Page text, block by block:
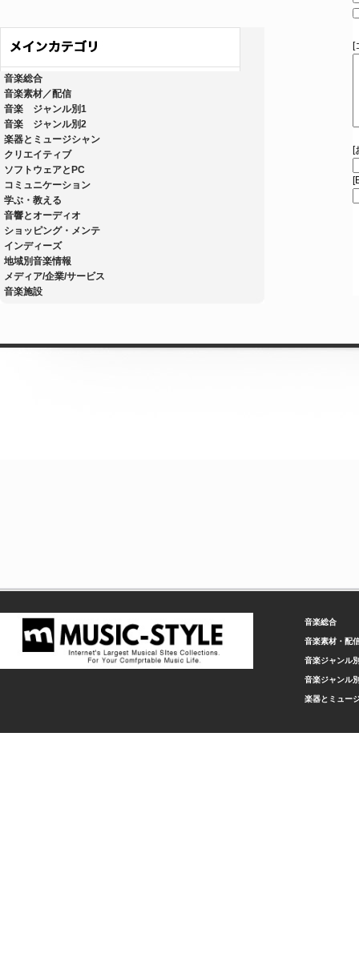
音楽総合
音楽素材／配信
音楽 ジャンル別1
音楽 ジャンル別2
楽器とミュージシャン
クリエイティブ
ソフトウェアとPC
コミュニケーション
学ぶ・教える
音響とオーディオ
ショッピング・メンテ
インディーズ
地域別音楽情報
メディア/企業/サービス
音楽施設
[
[
音楽総合
音楽素材・配
音楽ジャンル
音楽ジャンル
楽器とミュー